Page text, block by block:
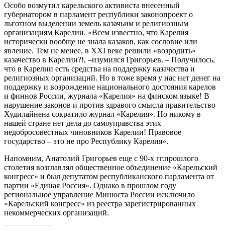
Особо возмутил карельского активиста внесенный
губернатором в парламент республики законопроект о
льготном выделении земель казачьим и религиозным
организациям Карелии. «Всем известно, что Карелия
исторически вообще не знала казаков, как сословие или
явление. Тем не менее, в XXI веке решили «возродить»
казачество в Карелии?!, –изумился Григорьев. – Получилось,
что в Карелии есть средства на поддержку казачества и
религиозных организаций. Но в тоже время у нас нет денег на
поддержку и возрождение национального достояния карелов
и финнов России, журнала «Карелия» на финском языке! В
нарушение законов и против здравого смысла правительство
Худилайнена сократило журнал «Карелия». Но никому в
нашей стране нет дела до самоуправства этих
недобросовестных чиновников Карелии! Правовое
государство – это не про Республику Карелия».
Напомним, Анатолий Григорьев еще с 90-х гг.прошлого
столетия возглавлял общественное объединение «Карельский
конгресс» и был депутатом республиканского парламента от
партии «Единая Россия». Однако в прошлом году
региональное управление Минюста России исключило
«Карельский конгресс» из реестра зарегистрированных
некоммерческих организаций.